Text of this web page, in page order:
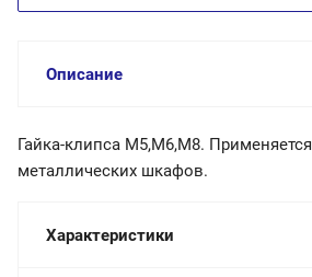
Описание
Гайка-клипса М5,М6,М8.
металлических шкафов.
Характеристики